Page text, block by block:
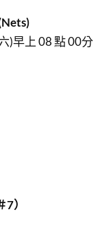
)早上 08 點 00分
）